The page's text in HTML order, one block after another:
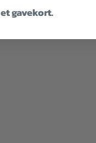
gavekort.